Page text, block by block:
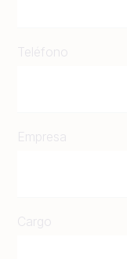
Teléfono
Empresa
Cargo